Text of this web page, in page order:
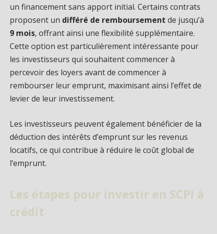
un financement sans apport initial. Certains contrats
proposent un différé de remboursement de jusqu’à
9 mois, offrant ainsi une flexibilité supplémentaire.
Cette option est particulièrement intéressante pour
les investisseurs qui souhaitent commencer à
percevoir des loyers avant de commencer à
rembourser leur emprunt, maximisant ainsi l’effet de
levier de leur investissement.
Les investisseurs peuvent également bénéficier de la
déduction des intérêts d’emprunt sur les revenus
locatifs, ce qui contribue à réduire le coût global de
l’emprunt.
Les étapes pour investir en SCPI à
crédit